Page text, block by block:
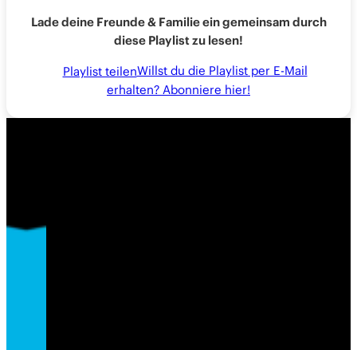
Lade deine Freunde & Familie ein gemeinsam durch
diese Playlist zu lesen!
Playlist teilenWillst du die Playlist per E-Mail
erhalten? Abonniere hier!